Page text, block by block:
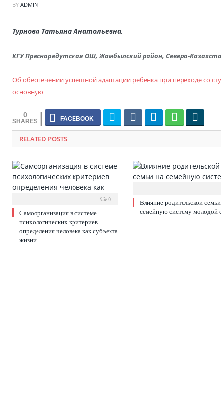
BY ADMIN
Турнова Татьяна Анатольевна,
КГУ Пресноредутская ОШ, Жамбылский район, Северо-
Об обеспечении успешной адаптации ребенка при переходе со
основную
0
RELATED POSTS
0
Самоорганизация в системе
психологических критериев
определения человека как субъекта
жизни
Влияние родительской
семейную систему молодой